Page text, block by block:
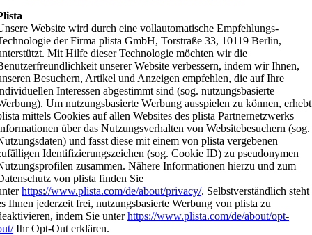
Website wird durch eine vollautomatische Empfehlungs-
der Firma plista GmbH, Torstraße 33, 10119 Berlin,
Mit Hilfe dieser Technologie möchten wir die
unserer Website verbessern, indem wir Ihnen,
Besuchern, Artikel und Anzeigen empfehlen, die auf Ihre
Interessen abgestimmt sind (sog. nutzungsbasierte
Um nutzungsbasierte Werbung ausspielen zu können, erhebt
mittels Cookies auf allen Websites des plista Partnernetzwerks
über das Nutzungsverhalten von Websitebesuchern (sog.
und fasst diese mit einem von plista vergebenen
Identifizierungszeichen (sog. Cookie ID) zu pseudonymen
zusammen. Nähere Informationen hierzu und zum
von plista finden Sie
https://www.plista.com/de/about/privacy/. Selbstverständlich steht
Ihnen jederzeit frei, nutzungsbasierte Werbung von plista zu
indem Sie unterhttps://www.plista.com/de/about/opt-
Ihr Opt-Out erklären.